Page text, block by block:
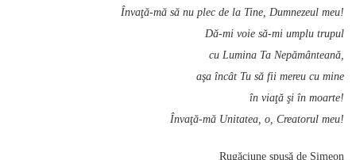
Învaţă‑mă să nu plec de la Tine, Dumnezeul meu!
Dă‑mi voie să‑mi umplu trupul
cu Lumina Ta Nepământeană,
aşa încât Tu să fii mereu cu mine
în viaţă şi în moarte!
Învaţă‑mă Unitatea, o, Creatorul meu!
Rugăciune spusă de Simeon